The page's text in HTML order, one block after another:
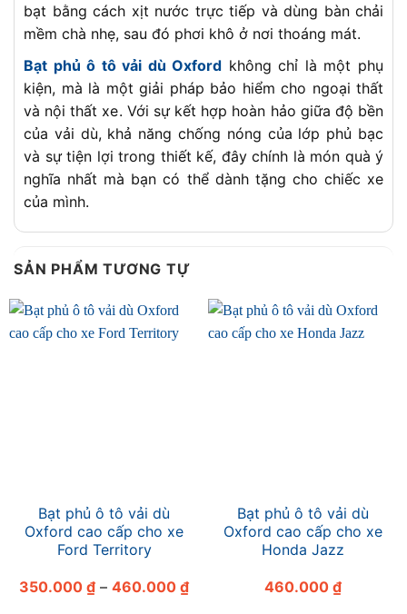
bạt bằng cách xịt nước trực tiếp và dùng bàn chải
mềm chà nhẹ, sau đó phơi khô ở nơi thoáng mát.
Bạt phủ ô tô vải dù Oxford không chỉ là một phụ
kiện, mà là một giải pháp bảo hiểm cho ngoại thất
và nội thất xe. Với sự kết hợp hoàn hảo giữa độ bền
của vải dù, khả năng chống nóng của lớp phủ bạc
và sự tiện lợi trong thiết kế, đây chính là món quà ý
nghĩa nhất mà bạn có thể dành tặng cho chiếc xe
của mình.
SẢN PHẨM TƯƠNG TỰ
Bạt phủ ô tô vải dù
Oxford cao cấp cho xe
Ford Territory
350.000 ₫ – 460.000 ₫Khoảng
Bạt phủ ô tô vải dù
Oxford cao cấp cho xe
Honda Jazz
460.000 ₫